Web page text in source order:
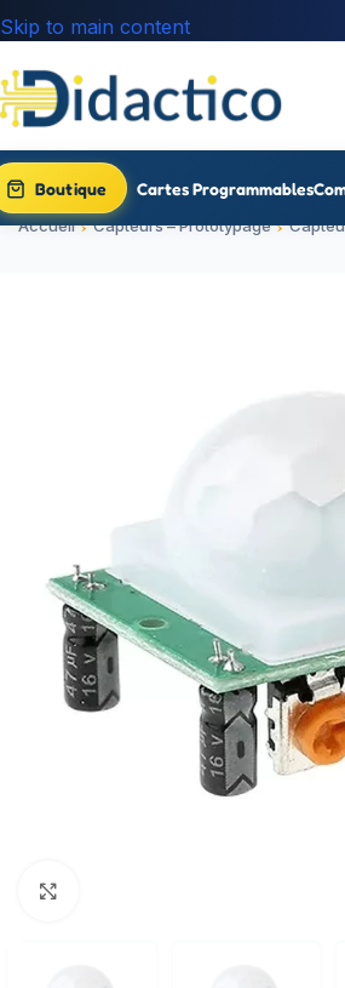
Skip to main content
Boutique Cartes Programmables
Accueil Capteurs – Prototypage